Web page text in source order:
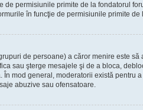
de permisiunile primite de la fondatorul
în funcţie de permisiunile primite de
de persoane) a căror menire este
sau şterge mesajele şi de a bloca,
În mod general, moderatorii există pentru
abuzive sau ofensatoare.